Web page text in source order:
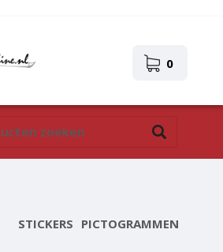
0
STICKERS PICTOGRAMMEN